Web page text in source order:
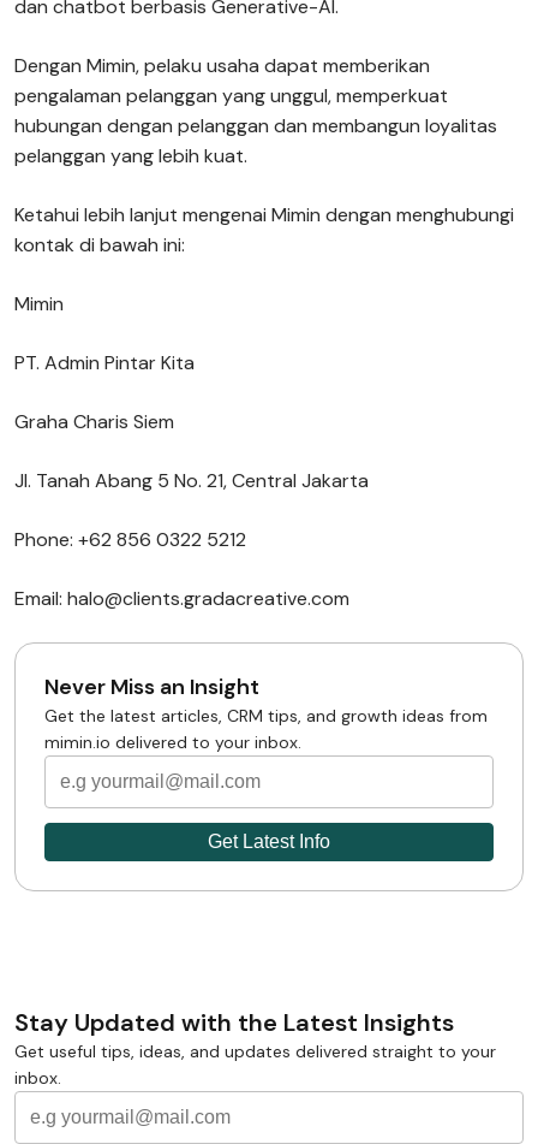
dan chatbot berbasis Generative-AI.
Dengan Mimin, pelaku usaha dapat memberikan
pengalaman pelanggan yang unggul, memperkuat
hubungan dengan pelanggan dan membangun loyalitas
pelanggan yang lebih kuat.
Ketahui lebih lanjut mengenai Mimin dengan menghubungi
kontak di bawah ini:
Mimin
PT. Admin Pintar Kita
Graha Charis Siem
Jl. Tanah Abang 5 No. 21, Central Jakarta
Phone: +62 856 0322 5212
Email: halo@clients.gradacreative.com
Never Miss an Insight
Get the latest articles, CRM tips, and growth ideas from
mimin.io delivered to your inbox.
Stay Updated with the Latest Insights
Get useful tips, ideas, and updates delivered straight to your
inbox.